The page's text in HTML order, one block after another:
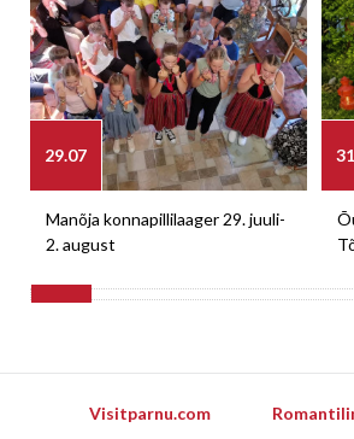
29.07
Manõja konnapillilaager 29. juuli-
2. august
Visitparnu.com